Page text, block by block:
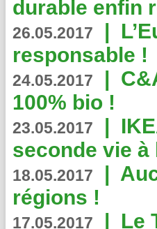
durable enfin
26.05.2017 |
responsable !
24.05.2017 |
100% bio !
23.05.2017 |
seconde vie
18.05.2017 |
régions !
17.05.2017 | Le